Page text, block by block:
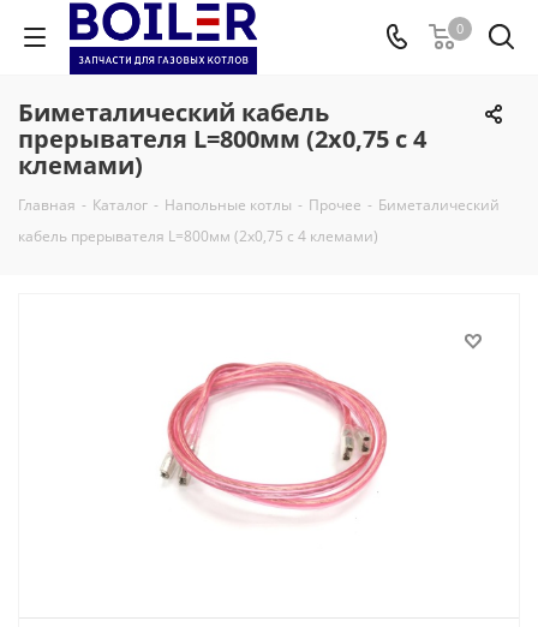
0
Биметалический кабель
прерывателя L=800мм (2х0,75 с 4
клемами)
Главная - Каталог - Напольные котлы - Прочее - Биметалический
кабель прерывателя L=800мм (2х0,75 с 4 клемами)